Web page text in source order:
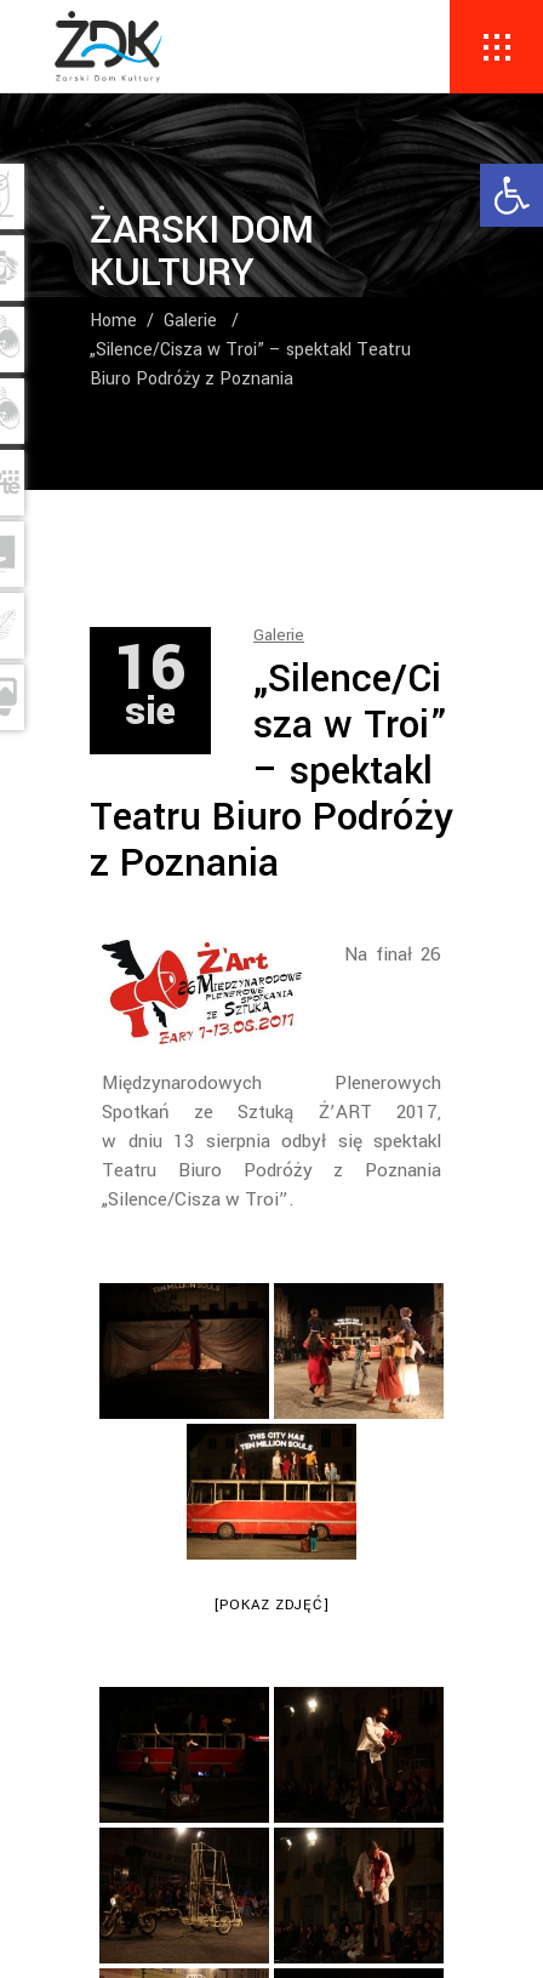
ŻARSKI DOM
KULTURY
Home / Galerie
/
„Silence/Cisza w Troi” – spektakl Teatru
Biuro Podróży z Poznania
16
sie
Galerie
„Silence/Ci
sza w Troi”
– spektakl
Teatru Biuro Podróży
z Poznania
Na finał 26
Międzynarodowych Plenerowych
Spotkań ze Sztuką Ż’ART 2017,
w dniu 13 sierpnia odbył się spektakl
Teatru Biuro Podróży z Poznania
„Silence/Cisza w Troi”.
[POKAZ ZDJĘĆ]